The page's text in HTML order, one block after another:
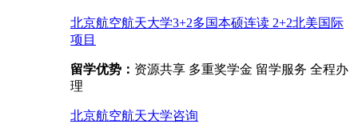
北京航空航天大学3+2多国本硕连读 2+2北美国际
项目
留学优势： 资源共享 多重奖学金 留学服务 全程办
理
北京航空航天大学咨询